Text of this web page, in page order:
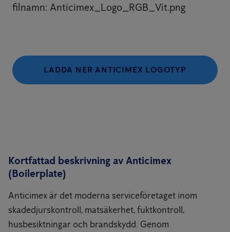
filnamn: Anticimex_Logo_RGB_Vit.png
LADDA NER ANTICIMEX LOGOTYP
Kortfattad beskrivning av Anticimex
(Boilerplate)
Anticimex är det moderna serviceföretaget inom
skadedjurskontroll, matsäkerhet, fuktkontroll,
husbesiktningar och brandskydd. Genom